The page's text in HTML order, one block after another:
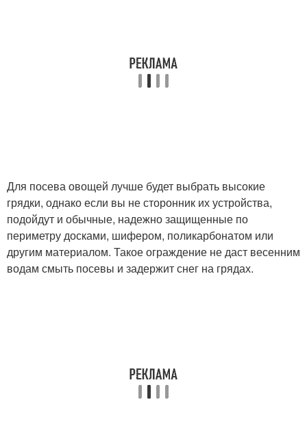
Для посева овощей лучше будет выбрать высокие
грядки, однако если вы не сторонник их устройства,
подойдут и обычные, надежно защищенные по
периметру досками, шифером, поликарбонатом или
другим материалом. Такое ограждение не даст весенним
водам смыть посевы и задержит снег на грядах.